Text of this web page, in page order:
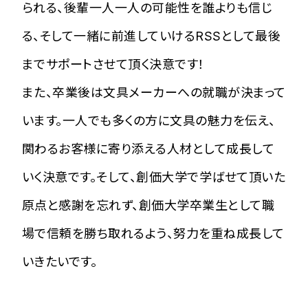
られる、後輩一人一人の可能性を誰よりも信じ
る、そして一緒に前進していけるRSSとして最後
までサポートさせて頂く決意です！
また、卒業後は文具メーカーへの就職が決まって
います。一人でも多くの方に文具の魅力を伝え、
関わるお客様に寄り添える人材として成長して
いく決意です。そして、創価大学で学ばせて頂いた
原点と感謝を忘れず、創価大学卒業生として職
場で信頼を勝ち取れるよう、努力を重ね成長して
いきたいです。